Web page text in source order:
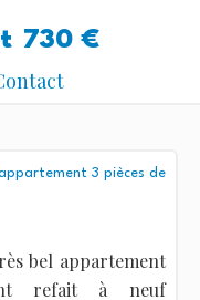
730 €
3 pièces de
bel appartement
refait à neuf